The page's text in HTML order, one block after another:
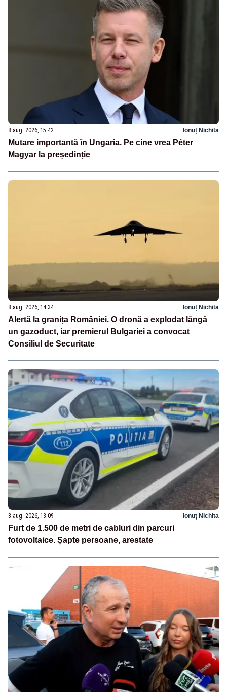
8 aug. 2026, 15:42 Ionuț Nichita
Mutare importantă în Ungaria. Pe cine vrea Péter
Magyar la președinție
8 aug. 2026, 14:34 Ionuț Nichita
Alertă la granița României. O dronă a explodat lângă
un gazoduct, iar premierul Bulgariei a convocat
Consiliul de Securitate
8 aug. 2026, 13:09 Ionuț Nichita
Furt de 1.500 de metri de cabluri din parcuri
fotovoltaice. Șapte persoane, arestate